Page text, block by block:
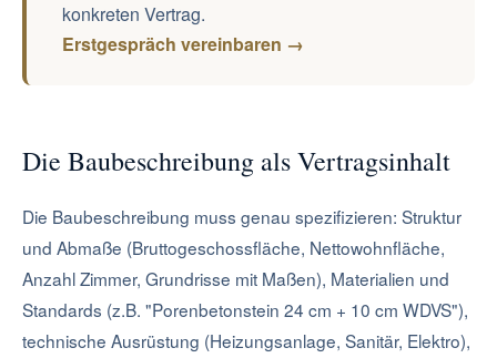
konkreten Vertrag.
Erstgespräch vereinbaren →
Die Baubeschreibung als Vertragsinhalt
Die Baubeschreibung muss genau spezifizieren: Struktur
und Abmaße (Bruttogeschossfläche, Nettowohnfläche,
Anzahl Zimmer, Grundrisse mit Maßen), Materialien und
Standards (z.B. "Porenbetonstein 24 cm + 10 cm WDVS"),
technische Ausrüstung (Heizungsanlage, Sanitär, Elektro),